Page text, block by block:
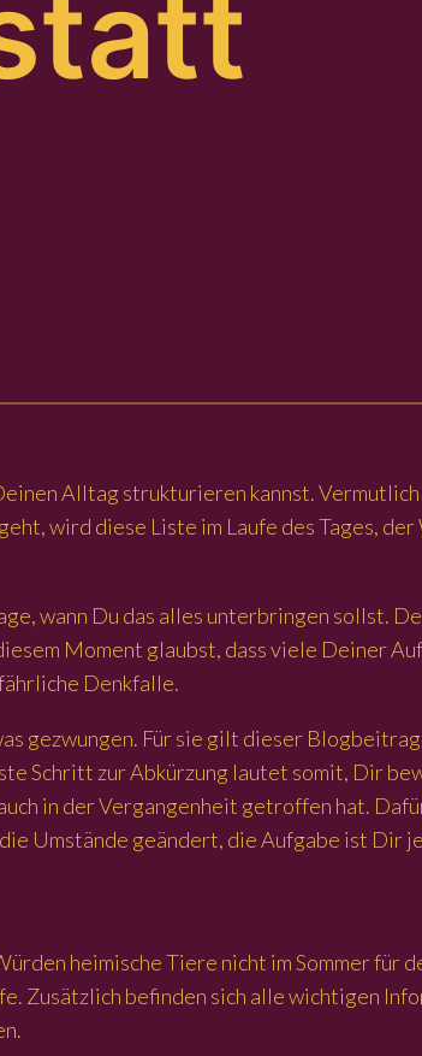
Alltag strukturieren kannst.
wird diese Liste im Laufe des Tages,
wann Du das alles unterbringen sollst.
Moment glaubst, dass viele Deiner
Denkfalle.
gezwungen. Für sie gilt dieser
Schritt zur Abkürzung lautet somit, Dir
in der Vergangenheit getroffen hat.
Umstände geändert, die Aufgabe ist Dir
heimische Tiere nicht im Sommer für
Zusätzlich befinden sich alle wichtigen